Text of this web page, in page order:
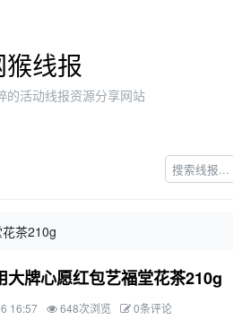
猴线报
的活动线报资源分享网站
茶210g
牌心愿红包艺福堂花茶210g
16:57 648次浏览 0条评论